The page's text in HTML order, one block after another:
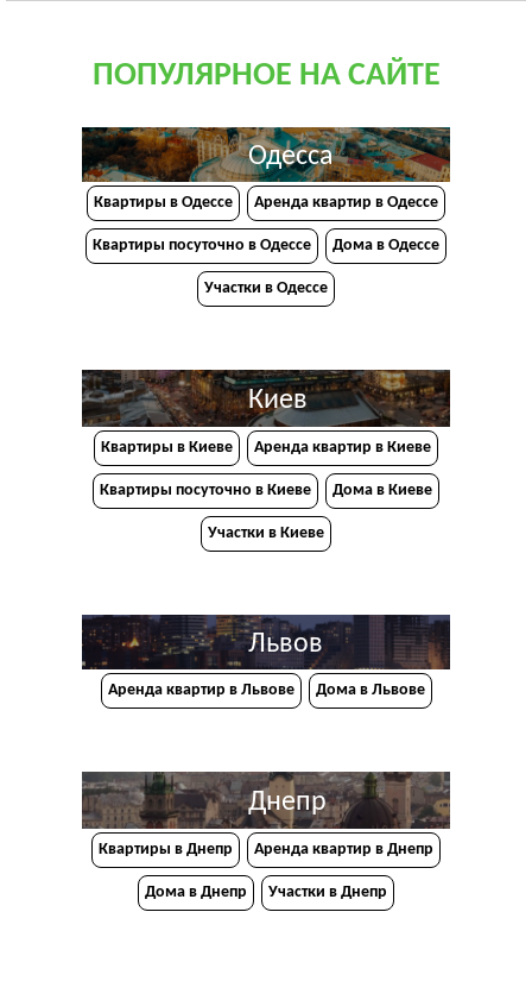
ПОПУЛЯРНОЕ НА САЙТЕ
Одесса
Квартиры в Одессе Аренда квартир в Одессе
Квартиры посуточно в Одессе Дома в Одессе
Участки в Одессе
Киев
Квартиры в Киеве Аренда квартир в Киеве
Квартиры посуточно в Киеве Дома в Киеве
Участки в Киеве
Львов
Аренда квартир в Львове Дома в Львове
Днепр
Квартиры в Днепр Аренда квартир в Днепр
Дома в Днепр Участки в Днепр